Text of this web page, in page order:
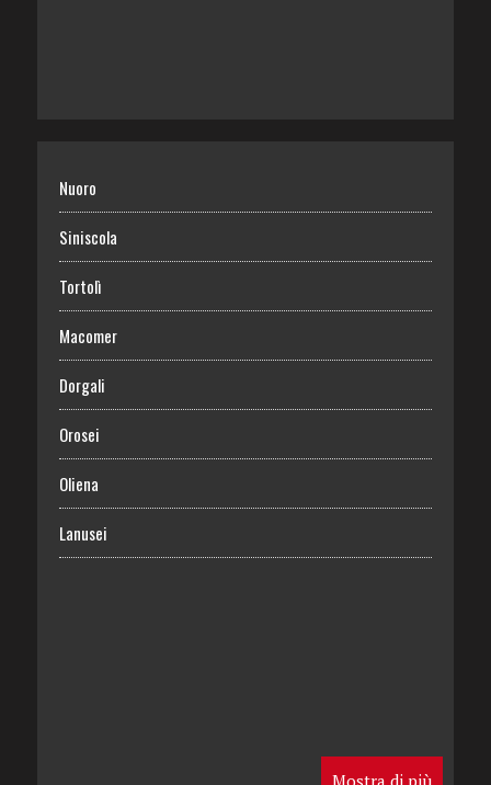
Nuoro
Siniscola
Tortolì
Macomer
Dorgali
Orosei
Oliena
Lanusei
Mostra di più